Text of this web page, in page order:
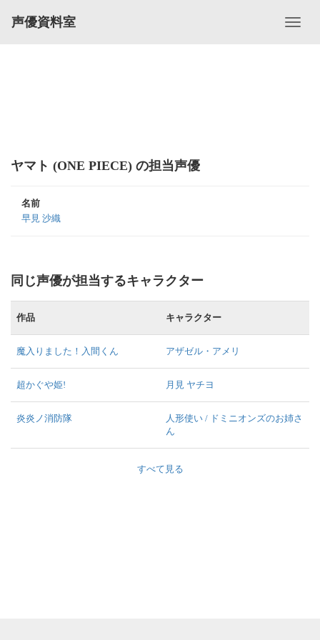
声優資料室
ヤマト (ONE PIECE) の担当声優
名前
早見 沙織
同じ声優が担当するキャラクター
作品 キャラクター
魔入りました！入間くん アザゼル・アメリ
超かぐや姫! 月見 ヤチヨ
炎炎ノ消防隊
人形使い / ドミニオンズのお姉さ
ん
すべて見る